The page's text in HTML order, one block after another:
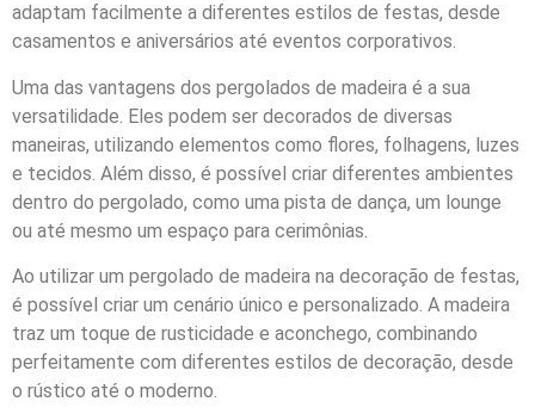
adaptam facilmente a diferentes estilos de festas, desde
casamentos e aniversários até eventos corporativos.
Uma das vantagens dos pergolados de madeira é a sua
versatilidade. Eles podem ser decorados de diversas
maneiras, utilizando elementos como flores, folhagens, luzes
e tecidos. Além disso, é possível criar diferentes ambientes
dentro do pergolado, como uma pista de dança, um lounge
ou até mesmo um espaço para cerimônias.
Ao utilizar um pergolado de madeira na decoração de festas,
é possível criar um cenário único e personalizado. A madeira
traz um toque de rusticidade e aconchego, combinando
perfeitamente com diferentes estilos de decoração, desde
o rústico até o moderno.